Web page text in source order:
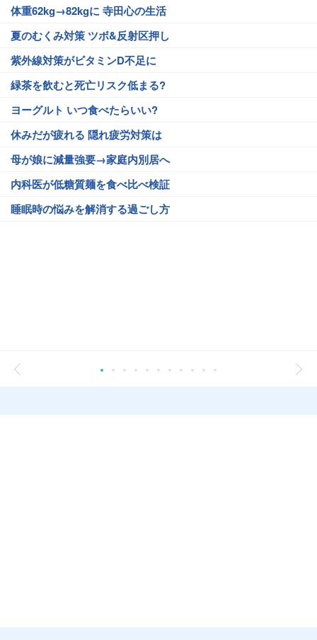
体重62kg→82kgに 寺田心の生活
夏のむくみ対策 ツボ&反射区押し
紫外線対策がビタミンD不足に
緑茶を飲むと死亡リスク低まる?
ヨーグルト いつ食べたらいい?
休みだが疲れる 隠れ疲労対策は
母が娘に減量強要→家庭内別居へ
内科医が低糖質麺を食べ比べ検証
睡眠時の悩みを解消する過ごし方